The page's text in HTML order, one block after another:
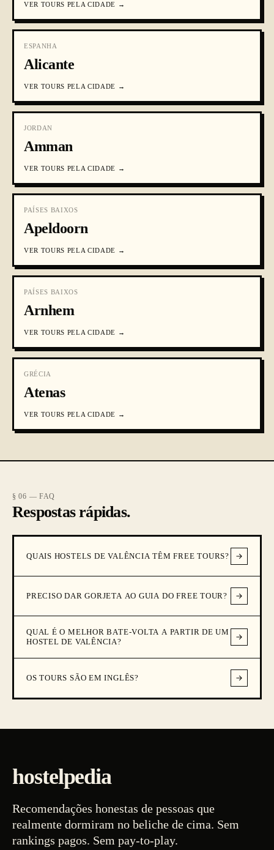
VER TOURS PELA CIDADE →
ESPANHA
Alicante
VER TOURS PELA CIDADE →
JORDAN
Amman
VER TOURS PELA CIDADE →
PAÍSES BAIXOS
Apeldoorn
VER TOURS PELA CIDADE →
PAÍSES BAIXOS
Arnhem
VER TOURS PELA CIDADE →
GRÉCIA
Atenas
VER TOURS PELA CIDADE →
§ 06 — FAQ
Respostas rápidas.
QUAIS HOSTELS DE VALÊNCIA TÊM FREE TOURS?
PRECISO DAR GORJETA AO GUIA DO FREE TOUR?
QUAL É O MELHOR BATE-VOLTA A PARTIR DE UM
HOSTEL DE VALÊNCIA?
OS TOURS SÃO EM INGLÊS?
hostelpedia
Recomendações honestas de pessoas que
realmente dormiram no beliche de cima. Sem
rankings pagos. Sem pay-to-play.